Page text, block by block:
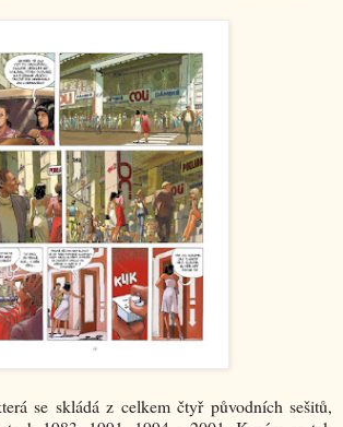
se skládá z celkem čtyř původních sešitů,